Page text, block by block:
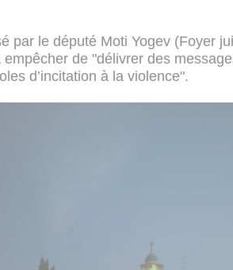
par le député Moti Yogev (Foyer
de "délivrer des
d’incitation à la violence".